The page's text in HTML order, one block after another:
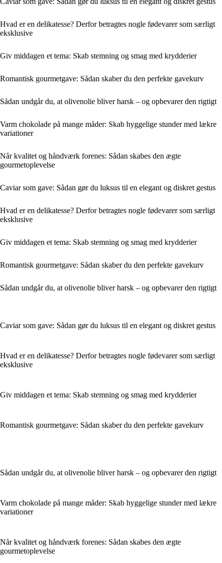
Hvad er en delikatesse? Derfor betragtes nogle fødevarer som særligt
eksklusive
Giv middagen et tema: Skab stemning og smag med krydderier
Romantisk gourmetgave: Sådan skaber du den perfekte gavekurv
Sådan undgår du, at olivenolie bliver harsk – og opbevarer den rigtigt
Varm chokolade på mange måder: Skab hyggelige stunder med lækre
variationer
Når kvalitet og håndværk forenes: Sådan skabes den ægte
gourmetoplevelse
Caviar som gave: Sådan gør du luksus til en elegant og diskret gestus
Hvad er en delikatesse? Derfor betragtes nogle fødevarer som særligt
eksklusive
Giv middagen et tema: Skab stemning og smag med krydderier
Romantisk gourmetgave: Sådan skaber du den perfekte gavekurv
Sådan undgår du, at olivenolie bliver harsk – og opbevarer den rigtigt
Caviar som gave: Sådan gør du luksus til en elegant og diskret gestus
Hvad er en delikatesse? Derfor betragtes nogle fødevarer som særligt
eksklusive
Giv middagen et tema: Skab stemning og smag med krydderier
Romantisk gourmetgave: Sådan skaber du den perfekte gavekurv
Sådan undgår du, at olivenolie bliver harsk – og opbevarer den rigtigt
Varm chokolade på mange måder: Skab hyggelige stunder med lækre
variationer
Når kvalitet og håndværk forenes: Sådan skabes den ægte
gourmetoplevelse